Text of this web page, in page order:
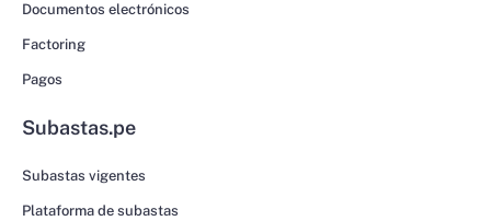
Documentos electrónicos
Factoring
Pagos
Subastas.pe
Subastas vigentes
Plataforma de subastas